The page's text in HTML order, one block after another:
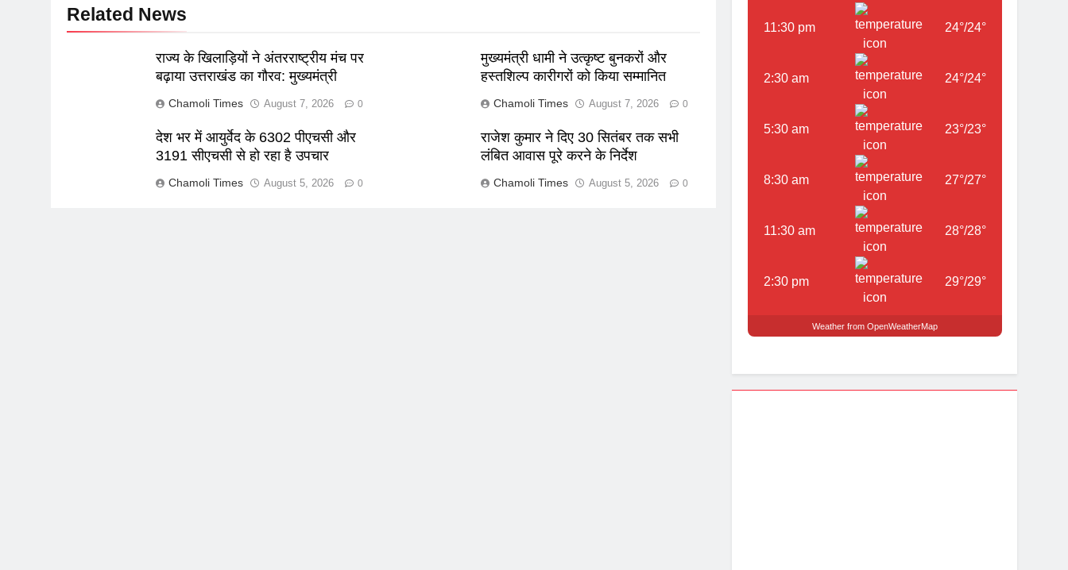
Related News
राज्य के खिलाड़ियों ने अंतरराष्ट्रीय मंच पर
बढ़ाया उत्तराखंड का गौरव: मुख्यमंत्री
Chamoli Times August 7, 2026 0
मुख्यमंत्री धामी ने उत्कृष्ट बुनकरों और
हस्तशिल्प कारीगरों को किया सम्मानित
Chamoli Times August 7, 2026 0
देश भर में आयुर्वेद के 6302 पीएचसी और
3191 सीएचसी से हो रहा है उपचार
Chamoli Times August 5, 2026 0
राजेश कुमार ने दिए 30 सितंबर तक सभी
लंबित आवास पूरे करने के निर्देश
Chamoli Times August 5, 2026 0
11:30 pm 24°/24°
2:30 am 24°/24°
5:30 am 23°/23°
8:30 am 27°/27°
11:30 am 28°/28°
2:30 pm 29°/29°
Weather from OpenWeatherMap